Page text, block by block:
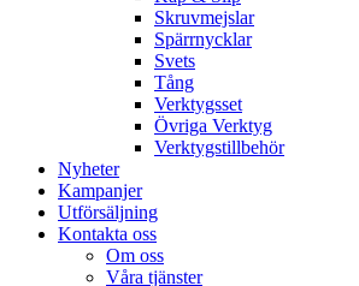
Skruvmejslar
Spärrnycklar
Svets
Tång
Verktygsset
Övriga Verktyg
Verktygstillbehör
Nyheter
Kampanjer
Utförsäljning
Kontakta oss
Om oss
Våra tjänster